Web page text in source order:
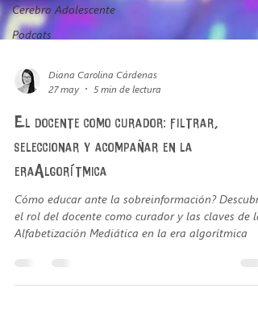
Cerebro Adolescente
Podcats
27 may
5 min de lectura
El docente como curador: filtrar,
seleccionar y acompañar en la
eraAlgorítmica
Cómo educar ante la sobreinformación? Descubre
el rol del docente como curador y las claves de la